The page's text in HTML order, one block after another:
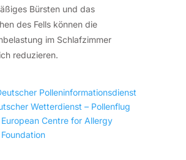
Bürsten und das
des Fells können die
im Schlafzimmer
reduzieren.
Polleninformationsdienst
Wetterdienst – Pollenflug
European Centre for Allergy